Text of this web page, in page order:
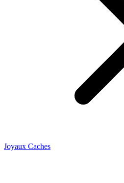
Joyaux Caches